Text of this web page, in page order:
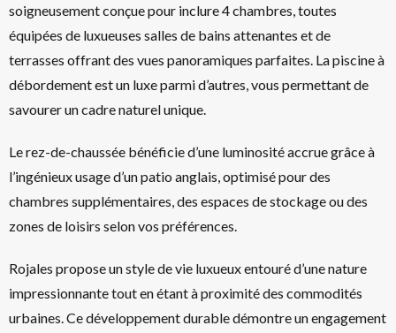
soigneusement conçue pour inclure 4 chambres, toutes
équipées de luxueuses salles de bains attenantes et de
terrasses offrant des vues panoramiques parfaites. La piscine à
débordement est un luxe parmi d’autres, vous permettant de
savourer un cadre naturel unique.
Le rez-de-chaussée bénéficie d’une luminosité accrue grâce à
l’ingénieux usage d’un patio anglais, optimisé pour des
chambres supplémentaires, des espaces de stockage ou des
zones de loisirs selon vos préférences.
Rojales propose un style de vie luxueux entouré d’une nature
impressionnante tout en étant à proximité des commodités
urbaines. Ce développement durable démontre un engagement